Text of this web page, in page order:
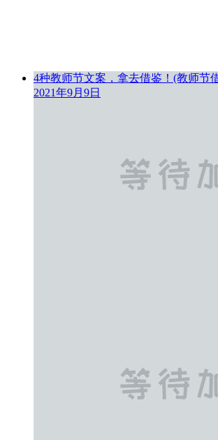
4种教师节文案，拿去借鉴！(教师节
2021年9月9日